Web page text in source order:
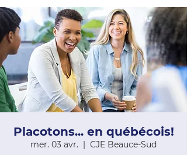
Placotons... en québécois!
mer. 03 avr.
  |
CJE Beauce-Sud